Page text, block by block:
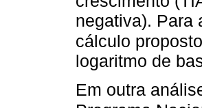
negativa). Para
cálculo
logaritmo de
Em outra